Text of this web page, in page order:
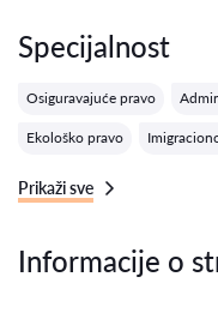
Specijalnost
Osiguravajuće pravo
Ekološko pravo
Prikaži sve
Informacije o